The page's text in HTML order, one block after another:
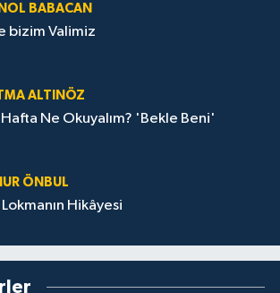
BABACAN
bizim Valimiz
ALTINÖZ
Hafta Ne Okuyalım? 'Bekle Beni'
ÖNBUL
Lokmanın Hikâyesi